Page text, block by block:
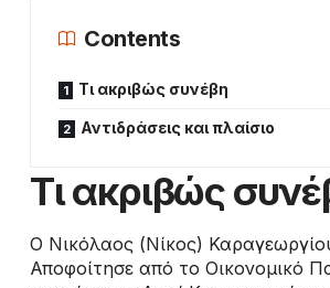
Contents
Τι ακριβώς συνέβη
Αντιδράσεις και πλαίσιο
Τι ακριβώς
Ο Νικόλαος (Νίκος)
Αποφοίτησε από το Οικονομικό